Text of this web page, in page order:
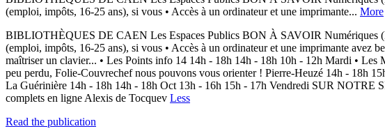
(emploi, impôts, 16-25 ans), si vous • Accès à un ordinateur et une imprimante... More
BIBLIOTHÈQUES DE CAEN Les Espaces Publics BON À SAVOIR Numériques
(emploi, impôts, 16-25 ans), si vous • Accès à un ordinateur et une imprimante avez
maîtriser un clavier... • Les Points info 14 14h - 18h 14h - 18h 10h - 12h Mardi • Les
peu perdu, Folie-Couvrechef nous pouvons vous orienter ! Pierre-Heuzé 14h - 18h
La Guérinière 14h - 18h 14h - 18h Oct 13h - 16h 15h - 17h Vendredi SUR
complets en ligne Alexis de Tocquev Less
Read the publication